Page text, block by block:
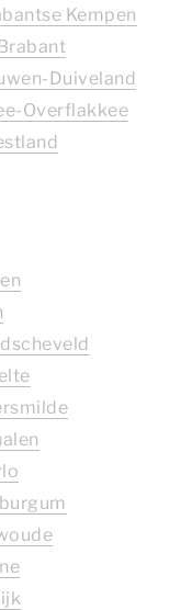
Kempen
Duiveland
Overflakkee